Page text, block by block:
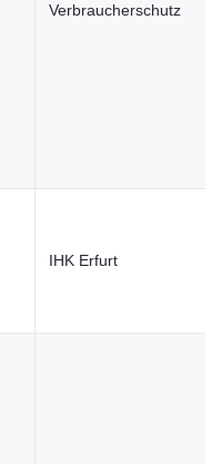
Verbraucherschutz
IHK Erfurt